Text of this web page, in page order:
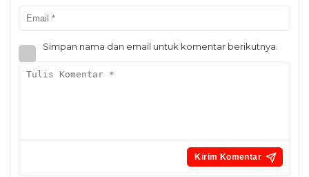
Simpan nama dan email untuk komentar berikutnya.